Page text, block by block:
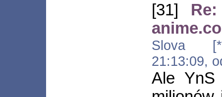
[31]
Slova
21:13:09,
Ale